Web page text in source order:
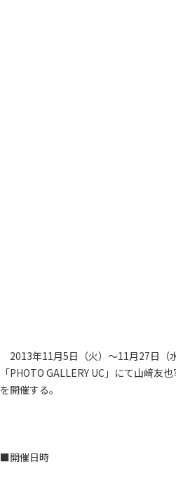
2013年11月5日（火）～11月27日（
「PHOTO GALLERY UC」にて山﨑友
を開催する。
■開催日時